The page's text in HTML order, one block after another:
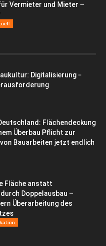
Vermieter und Mieter –
Digitalisierung −
Flächendeckung
Überbau Pflicht zur
Bauarbeiten jetzt endlich
Fläche anstatt
Doppelausbau –
Überarbeitung des